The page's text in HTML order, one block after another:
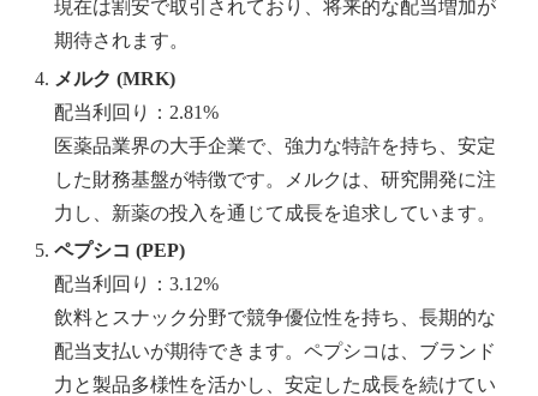
現在は割安で取引されており、将来的な配当増加が
期待されます。
メルク (MRK)
配当利回り：2.81%
医薬品業界の大手企業で、強力な特許を持ち、安定
した財務基盤が特徴です。メルクは、研究開発に注
力し、新薬の投入を通じて成長を追求しています。
ペプシコ (PEP)
配当利回り：3.12%
飲料とスナック分野で競争優位性を持ち、長期的な
配当支払いが期待できます。ペプシコは、ブランド
力と製品多様性を活かし、安定した成長を続けてい